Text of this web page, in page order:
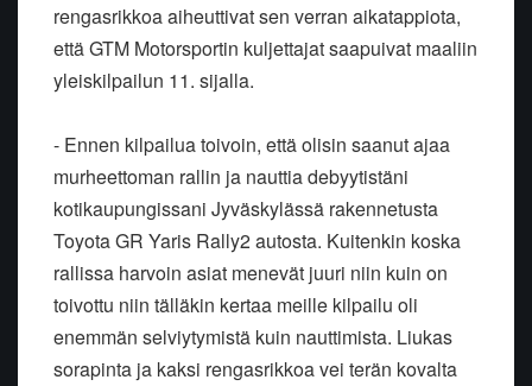
rengasrikkoa aiheuttivat sen verran aikatappiota,
että GTM Motorsportin kuljettajat saapuivat maaliin
yleiskilpailun 11. sijalla.
- Ennen kilpailua toivoin, että olisin saanut ajaa
murheettoman rallin ja nauttia debyytistäni
kotikaupungissani Jyväskylässä rakennetusta
Toyota GR Yaris Rally2 autosta. Kuitenkin koska
rallissa harvoin asiat menevät juuri niin kuin on
toivottu niin tälläkin kertaa meille kilpailu oli
enemmän selviytymistä kuin nauttimista. Liukas
sorapinta ja kaksi rengasrikkoa vei terän kovalta